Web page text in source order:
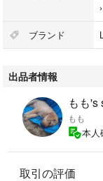
›
ブランド
出品者情報
もも's
もも
本人
取引の評価